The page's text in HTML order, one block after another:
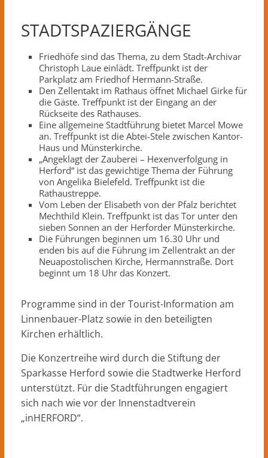
STADTSPAZIERGÄNGE
Friedhöfe sind das Thema, zu dem Stadt-Archivar
Christoph Laue einlädt. Treffpunkt ist der
Parkplatz am Friedhof Hermann-Straße.
Den Zellentakt im Rathaus öffnet Michael Girke für
die Gäste. Treffpunkt ist der Eingang an der
Rückseite des Rathauses.
Eine allgemeine Stadtführung bietet Marcel Mowe
an. Treffpunkt ist die Abtei-Stele zwischen Kantor-
Haus und Münsterkirche.
„Angeklagt der Zauberei – Hexenverfolgung in
Herford“ ist das gewichtige Thema der Führung
von Angelika Bielefeld. Treffpunkt ist die
Rathaustreppe.
Vom Leben der Elisabeth von der Pfalz berichtet
Mechthild Klein. Treffpunkt ist das Tor unter den
sieben Sonnen an der Herforder Münsterkirche.
Die Führungen beginnen um 16.30 Uhr und
enden bis auf die Führung im Zellentrakt an der
Neuapostolischen Kirche, Hermannstraße. Dort
beginnt um 18 Uhr das Konzert.
Programme sind in der Tourist-Information am
Linnenbauer-Platz sowie in den beteiligten
Kirchen erhältlich.
Die Konzertreihe wird durch die Stiftung der
Sparkasse Herford sowie die Stadtwerke Herford
unterstützt. Für die Stadtführungen engagiert
sich nach wie vor der Innenstadtverein
„inHERFORD“.